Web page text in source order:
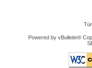
Powered by vBulletin®